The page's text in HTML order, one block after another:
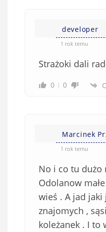
developer
1 rok temu
Strażoki dali
0 0
Marcinek
1 rok temu
No i co tu dużo
Odolanow
wieś . A jad jaki
znajomych ,
koleżanek . I to